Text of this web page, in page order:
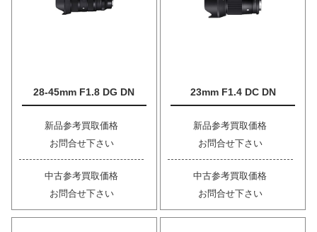
28-45mm F1.8 DG DN
新品参考買取価格
お問合せ下さい
中古参考買取価格
お問合せ下さい
23mm F1.4 DC DN
新品参考買取価格
お問合せ下さい
中古参考買取価格
お問合せ下さい